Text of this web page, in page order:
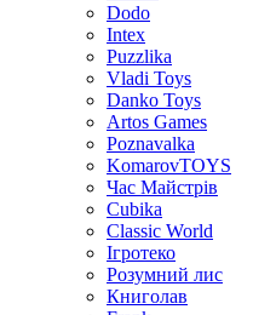
Dodo
Intex
Puzzlika
Vladi Toys
Danko Toys
Artos Games
Poznavalka
KomarovTOYS
Час Майстрів
Cubika
Classic World
Ігротеко
Розумний лис
Книголав